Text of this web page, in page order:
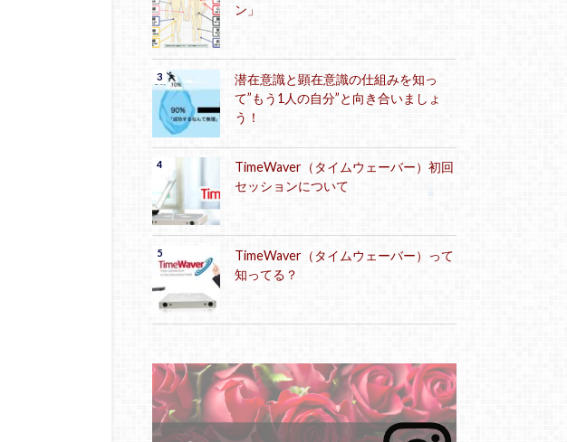
ン」
潜在意識と顕在意識の仕組みを知っ
て”もう1人の自分”と向き合いましょ
う！
TimeWaver（タイムウェーバー）初回
セッションについて
TimeWaver（タイムウェーバー）って
知ってる？